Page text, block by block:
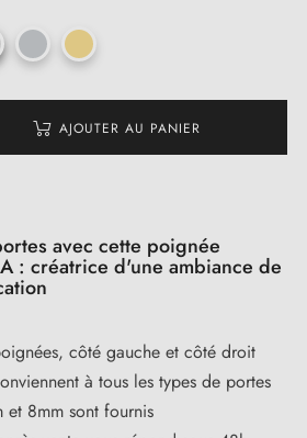
AJOUTER AU PANIER
avec cette poignée
: créatrice d'une ambiance de
côté gauche et côté droit
à tous les types de portes
et 8mm sont fournis